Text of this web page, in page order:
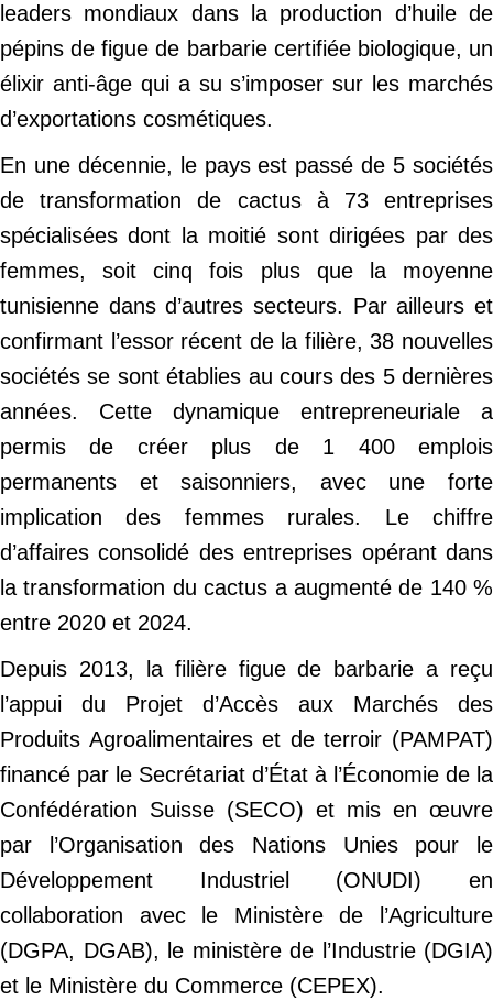
leaders mondiaux dans la production d’huile de
pépins de figue de barbarie certifiée biologique, un
élixir anti-âge qui a su s’imposer sur les marchés
d’exportations cosmétiques.
En une décennie, le pays est passé de 5 sociétés
de transformation de cactus à 73 entreprises
spécialisées dont la moitié sont dirigées par des
femmes, soit cinq fois plus que la moyenne
tunisienne dans d’autres secteurs. Par ailleurs et
confirmant l’essor récent de la filière, 38 nouvelles
sociétés se sont établies au cours des 5 dernières
années. Cette dynamique entrepreneuriale a
permis de créer plus de 1 400 emplois
permanents et saisonniers, avec une forte
implication des femmes rurales. Le chiffre
d’affaires consolidé des entreprises opérant dans
la transformation du cactus a augmenté de 140 %
entre 2020 et 2024.
Depuis 2013, la filière figue de barbarie a reçu
l’appui du Projet d’Accès aux Marchés des
Produits Agroalimentaires et de terroir (PAMPAT)
financé par le Secrétariat d’État à l’Économie de la
Confédération Suisse (SECO) et mis en œuvre
par l’Organisation des Nations Unies pour le
Développement Industriel (ONUDI) en
collaboration avec le Ministère de l’Agriculture
(DGPA, DGAB), le ministère de l’Industrie (DGIA)
et le Ministère du Commerce (CEPEX).